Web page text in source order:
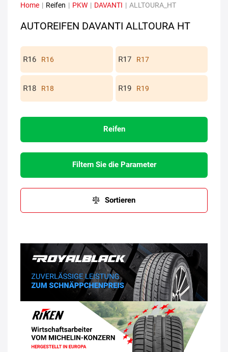
Home | Reifen | PKW | DAVANTI | ALLTOURA_HT
AUTOREIFEN DAVANTI ALLTOURA HT
R16 R17
R18 R19
Reifen
Filtern Sie die Parameter
Sortieren